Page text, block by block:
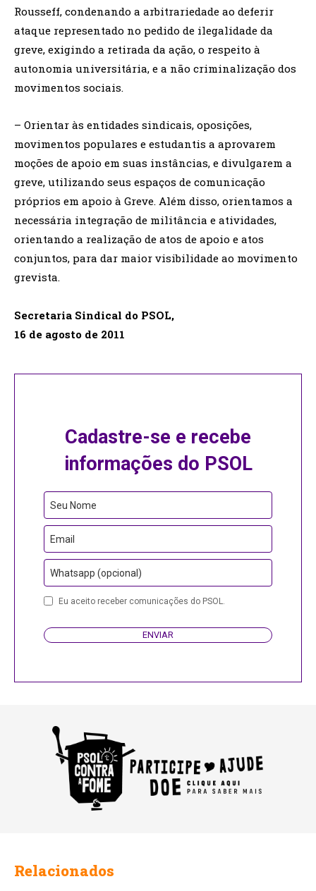
Rousseff, condenando a arbitrariedade ao deferir
ataque representado no pedido de ilegalidade da
greve, exigindo a retirada da ação, o respeito à
autonomia universitária, e a não criminalização dos
movimentos sociais.
– Orientar às entidades sindicais, oposições,
movimentos populares e estudantis a aprovarem
moções de apoio em suas instâncias, e divulgarem a
greve, utilizando seus espaços de comunicação
próprios em apoio à Greve. Além disso, orientamos a
necessária integração de militância e atividades,
orientando a realização de atos de apoio e atos
conjuntos, para dar maior visibilidade ao movimento
grevista.
Secretaria Sindical do PSOL,
16 de agosto de 2011
Cadastre-se e recebe
informações do PSOL
Seu Nome
Email
Whatsapp (opcional)
WebsiteEu aceito receber comunicações do PSOL.
ENVIAR
Relacionados